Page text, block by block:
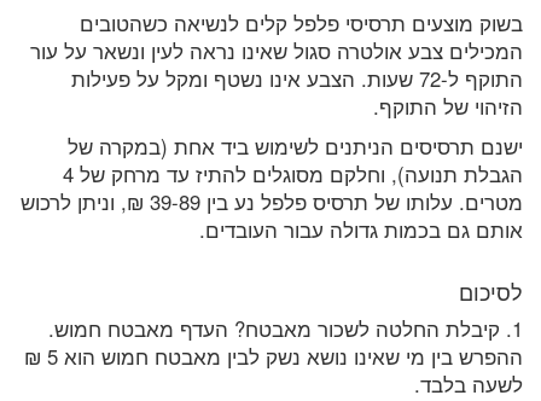
בשוק מוצעים תרסיסי פלפל קלים לנשיאה כשהטובים
המכילים צבע אולטרה סגול שאינו נראה לעין ונשאר על עור
התוקף ל-72 שעות. הצבע אינו נשטף ומקל על פעילות
הזיהוי של התוקף.
ישנם תרסיסים הניתנים לשימוש ביד אחת (במקרה של
הגבלת תנועה), וחלקם מסוגלים להתיז עד מרחק של 4
מטרים. עלותו של תרסיס פלפל נע בין 39-89 ₪, וניתן לרכוש
אותם גם בכמות גדולה עבור העובדים.
לסיכום
1. קיבלת החלטה לשכור מאבטח? העדף מאבטח חמוש.
ההפרש בין מי שאינו נושא נשק לבין מאבטח חמוש הוא 5 ₪
לשעה בלבד.